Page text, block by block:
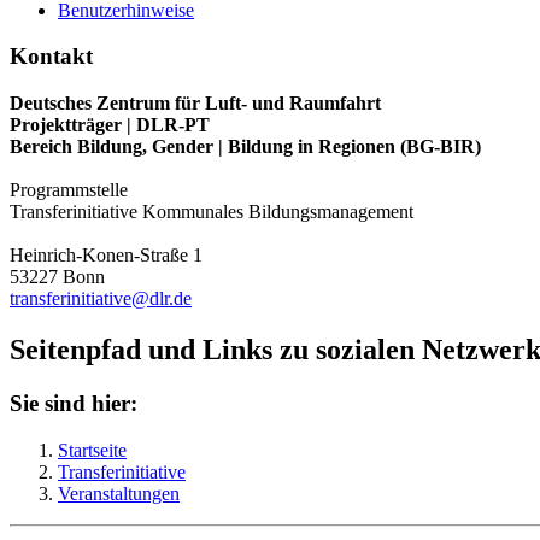
Benutzerhinweise
Kontakt
Deutsches Zentrum für Luft- und Raumfahrt
Projektträger | DLR-PT
Bereich Bildung, Gender | Bildung in Regionen (BG-BIR)
Programmstelle
Transferinitiative Kommunales Bildungsmanagement
Heinrich-Konen-Straße 1
53227 Bonn
transferinitiative@dlr.de
Seitenpfad und Links zu sozialen
Sie sind hier:
Startseite
Transferinitiative
Veranstaltungen